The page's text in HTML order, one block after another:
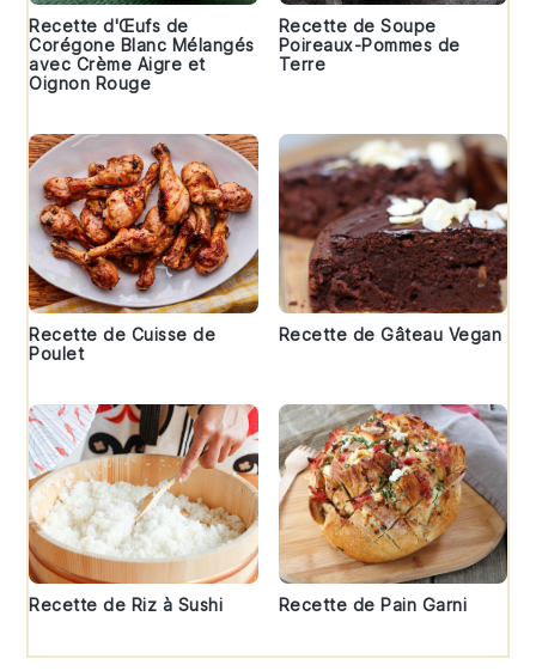
Recette d'Œufs de
Corégone Blanc Mélangés
avec Crème Aigre et
Oignon Rouge
Recette de Soupe
Poireaux-Pommes de
Terre
Recette de Cuisse de
Poulet
Recette de Gâteau Vegan
Recette de Riz à Sushi Recette de Pain Garni